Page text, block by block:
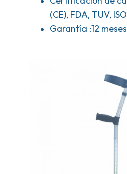
(CE), FDA, TUV,
Garantía :12